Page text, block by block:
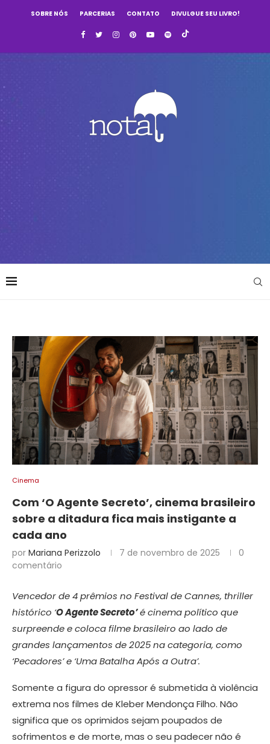
SOBRE NÓS PARCERIAS CONTATO DIVULGUE SEU LIVRO!
Cinema
Com ‘O Agente Secreto’, cinema brasileiro
sobre a ditadura fica mais instigante a
cada ano
por Mariana Perizzolo 7 de novembro de 2025
0
comentário
Vencedor de 4 prêmios no Festival de Cannes, thriller
histórico ‘O Agente Secreto’é cinema político que
surpreende e coloca filme brasileiro ao lado de
grandes lançamentos de 2025 na categoria, como
‘Pecadores’ e ‘Uma Batalha Após a Outra’.
Somente a figura do opressor é submetida à violência
extrema nos filmes de Kleber Mendonça Filho. Não
significa que os oprimidos sejam poupados de
sofrimentos e de morte, mas o seu padecer não é